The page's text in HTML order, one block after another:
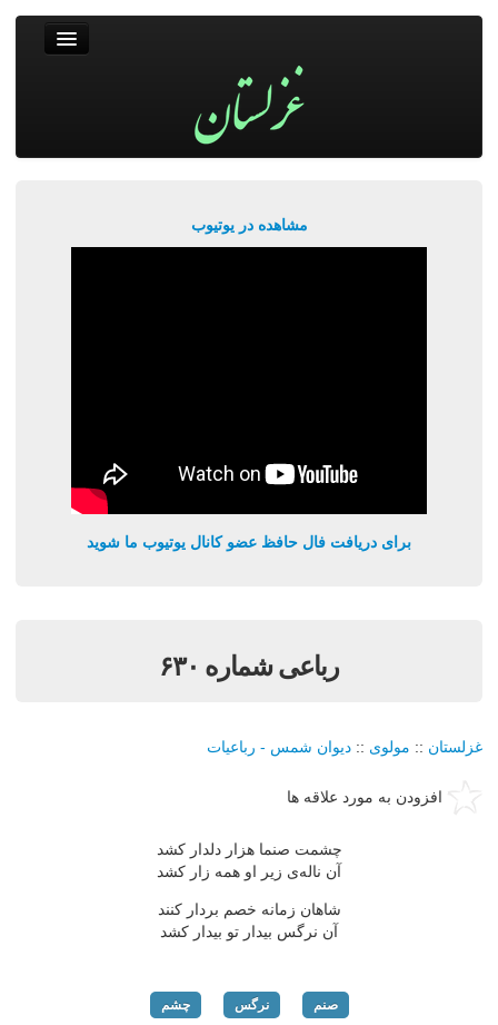
مشاهده در یوتیوب
برای دریافت فال حافظ عضو کانال یوتیوب ما شوید
رباعی شماره ۶۳۰
غزلستان :: مولوی :: دیوان شمس - رباعیات
افزودن به مورد علاقه ها
چشمت صنما هزار دلدار کشد
آن ناله‌ی زیر او همه زار کشد
شاهان زمانه خصم بردار کنند
آن نرگس بیدار تو بیدار کشد
صنم نرگس چشم